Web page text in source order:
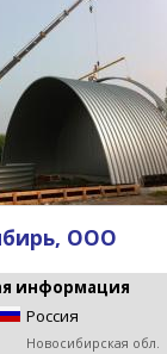
ООО
информация
Россия
Новосибирская обл.